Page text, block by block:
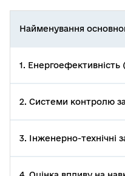
Найменування
1. Енергоефективність
2. Системи контролю
3. Інженерно-технічні